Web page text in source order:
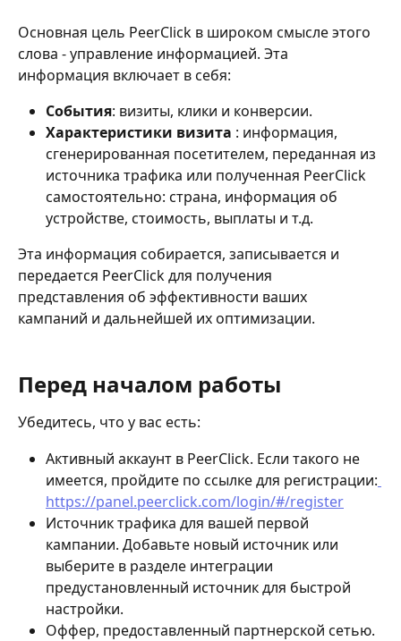
Основная цель PeerClick в широком смысле этого
слова - управление информацией. Эта
информация включает в себя:
События: визиты, клики и конверсии.
Характеристики визита : информация,
сгенерированная посетителем, переданная из
источника трафика или полученная PeerClick
самостоятельно: страна, информация об
устройстве, стоимость, выплаты и т.д.
Эта информация собирается, записывается и
передается PeerClick для получения
представления об эффективности ваших
кампаний и дальнейшей их оптимизации.
Перед началом работы
Убедитесь, что у вас есть:
Активный аккаунт в PeerСlick. Если такого не
имеется, пройдите по ссылке для регистрации:
https://panel.peerclick.com/login/#/register
Источник трафика для вашей первой
кампании. Добавьте новый источник или
выберите в разделе интеграции
предустановленный источник для быстрой
настройки.
Оффер, предоставленный партнерской сетью.